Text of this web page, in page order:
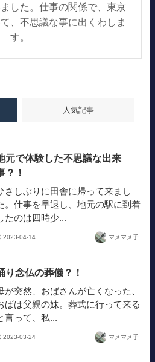
した。仕事の関係で、東京
、不思議な事に出くわしま
す。
人気記事
元で体験した不思議な出来
？！
さしぶりに田舎に帰って来まし
。仕事を早退し、地元の駅に到着
たのは四時少...
2023-04-14 マメマメ子
り念仏の葬儀？！
が突然、おばさんが亡くなった、
ばは父親の妹。葬式に行って来る
言って、私...
2023-03-24 マメマメ子